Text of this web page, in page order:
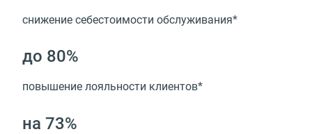
снижение себестоимости обслуживания*
до 80%
повышение лояльности клиентов*
на 73%